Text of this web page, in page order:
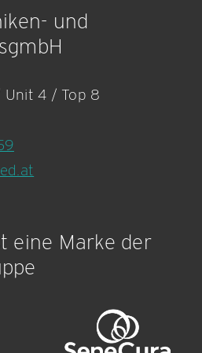
und
Unit 4 / Top 8
eine Marke der